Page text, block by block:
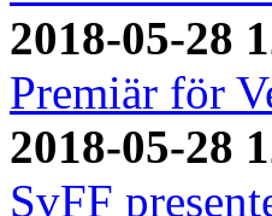
2018-05-28
Premiär för
2018-05-28
SvFF